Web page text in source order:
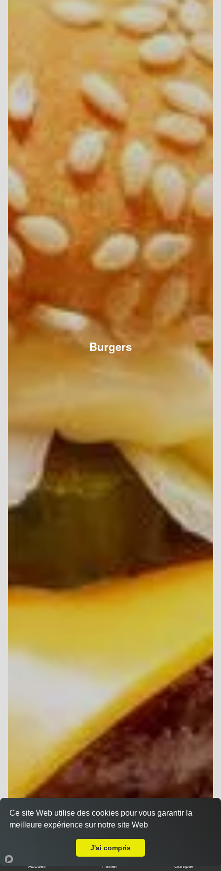
Burgers
Accueil Panier Compte
Ce site Web utilise des cookies pour vous garantir la
meilleure expérience sur notre site Web
J'ai compris